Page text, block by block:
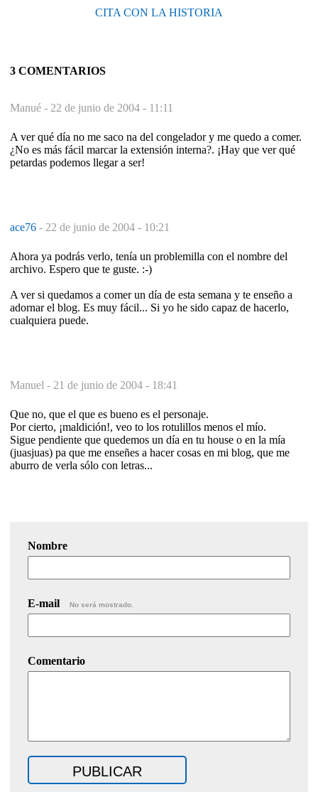
CITA CON LA HISTORIA
3 COMENTARIOS
Manué - 22 de junio de 2004 - 11:11
A ver qué día no me saco na del congelador y me quedo a comer.
¿No es más fácil marcar la extensión interna?. ¡Hay que ver qué
petardas podemos llegar a ser!
ace76 - 22 de junio de 2004 - 10:21
Ahora ya podrás verlo, tenía un problemilla con el nombre del
archivo. Espero que te guste. :-)
A ver si quedamos a comer un día de esta semana y te enseño a
adornar el blog. Es muy fácil... Si yo he sido capaz de hacerlo,
cualquiera puede.
Manuel - 21 de junio de 2004 - 18:41
Que no, que el que es bueno es el personaje.
Por cierto, ¡maldición!, veo to los rotulillos menos el mío.
Sigue pendiente que quedemos un día en tu house o en la mía
(juasjuas) pa que me enseñes a hacer cosas en mi blog, que me
aburro de verla sólo con letras...
Nombre
E-mail No será mostrado.
Comentario